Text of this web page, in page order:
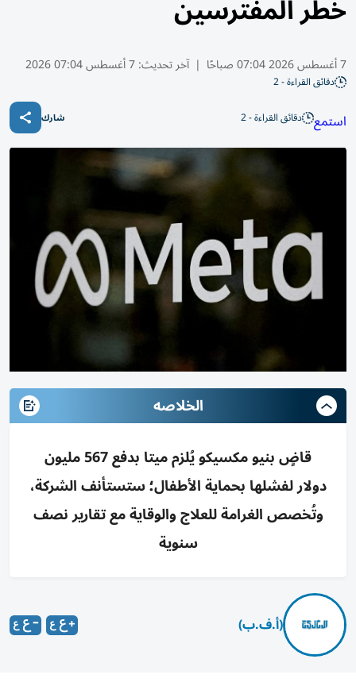
خطر المفترسين
7 أغسطس 2026 07:04 صباحًا | آخر تحديث:7 أغسطس 07:04 2026
دقائق القراءة - 2
استمع دقائق القراءة - 2 شارك
الخلاصه
قاضٍ بنيو مكسيكو يُلزم ميتا بدفع 567 مليون
دولار لفشلها بحماية الأطفال؛ ستستأنف الشركة،
وتُخصص الغرامة للعلاج والوقاية مع تقارير نصف
سنوية
(أ.ف.ب)